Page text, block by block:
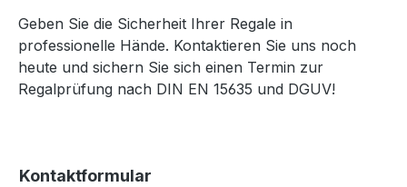
Geben Sie die Sicherheit Ihrer Regale in
professionelle Hände. Kontaktieren Sie uns noch
heute und sichern Sie sich einen Termin zur
Regalprüfung nach DIN EN 15635 und DGUV!
Kontaktformular